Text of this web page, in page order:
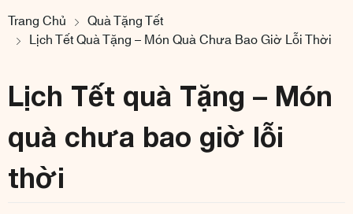
Trang Chủ
Quà Tặng Tết
Lịch Tết Quà Tặng – Món Quà Chưa Bao Giờ Lỗi Thời
Lịch Tết quà Tặng – Món
quà chưa bao giờ lỗi
thời